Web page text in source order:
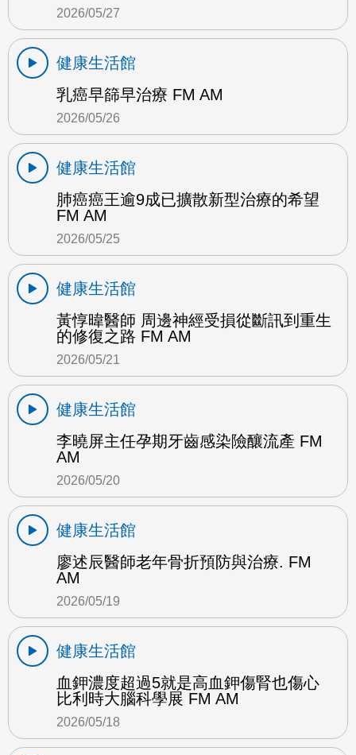
2026/05/27
健康生活館
乳癌早篩早治療 FM AM
2026/05/26
健康生活館
肺癌癌王逾9成已擴散新型治療的希望
FM AM
2026/05/25
健康生活館
黃惇暐醫師 周邊神經受損從斷訊到重生
的修復之路 FM AM
2026/05/21
健康生活館
李曉屏主任孕期牙齒感染險釀流產 FM
AM
2026/05/20
健康生活館
廖述辰醫師老年骨折預防與治療. FM
AM
2026/05/19
健康生活館
血鉀濃度超過5就是高血鉀傷腎也傷心
比利時大腦科學展 FM AM
2026/05/18